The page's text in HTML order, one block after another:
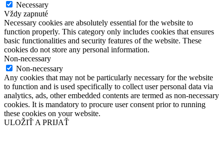
Necessary
Vždy zapnuté
Necessary cookies are absolutely essential for the website to
function properly. This category only includes cookies that ensures
basic functionalities and security features of the website. These
cookies do not store any personal information.
Non-necessary
Non-necessary
Any cookies that may not be particularly necessary for the website
to function and is used specifically to collect user personal data via
analytics, ads, other embedded contents are termed as non-necessary
cookies. It is mandatory to procure user consent prior to running
these cookies on your website.
ULOŽIŤ A PRIJAŤ